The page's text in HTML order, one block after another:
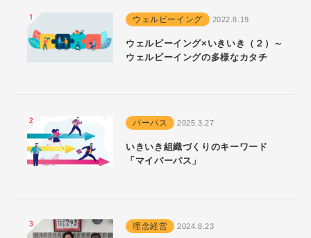
ウェルビーイング 2022.8.19
ウェルビーイング×いきいき（２）～
ウェルビーイングの多様なカタチ
パーパス 2025.3.27
いきいき組織づくりのキーワード
「マイパーパス」
理念経営 2024.8.23